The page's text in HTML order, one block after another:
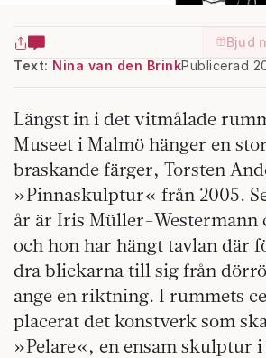
Bjud
Text: Nina van den BrinkPublicerad
Längst in i det vitmålade
Museet i Malmö hänger en
braskande färger, Torsten
»Pinnaskulptur« från 2005.
år är Iris Müller-Westermann
och hon har hängt tavlan där
dra blickarna till sig från
ange en riktning. I rummets
placerat det konstverk som
»Pelare«, en ensam skulptur